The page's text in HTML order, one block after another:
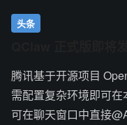
头条
腾讯基于开源项目
需配置复杂环境即可
可在聊天窗口中直接